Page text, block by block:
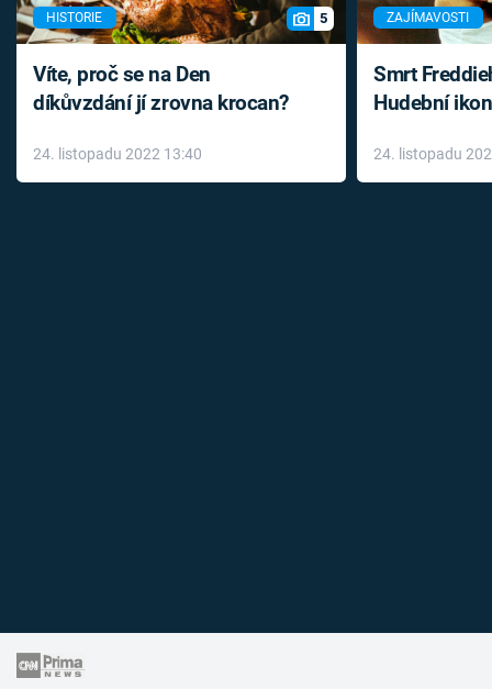
HISTORIE 5
Víte, proč se na Den
díkůvzdání jí zrovna krocan?
24. listopadu 2022 13:40
ZAJÍMAVOSTI
Smrt
Hudební
léky
24. listopadu